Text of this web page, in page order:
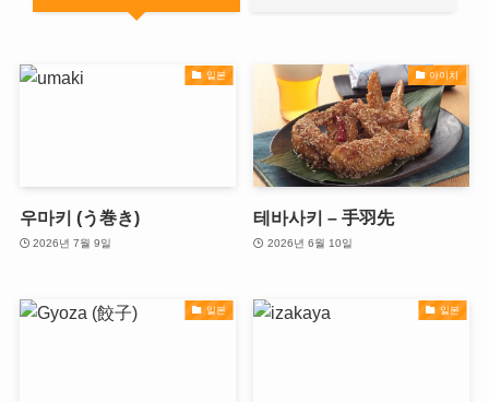
일본
우마키 (う巻き)
2026년 7월 9일
아이치
테바사키 – 手羽先
2026년 6월 10일
일본 일본